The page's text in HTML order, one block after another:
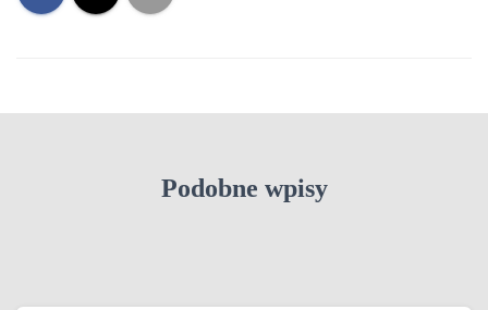
Podobne wpisy